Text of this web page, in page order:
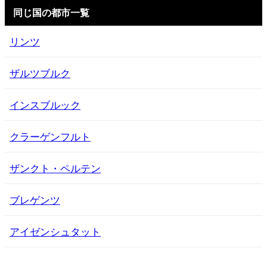
同じ国の都市一覧
リンツ
ザルツブルク
インスブルック
クラーゲンフルト
ザンクト・ペルテン
ブレゲンツ
アイゼンシュタット